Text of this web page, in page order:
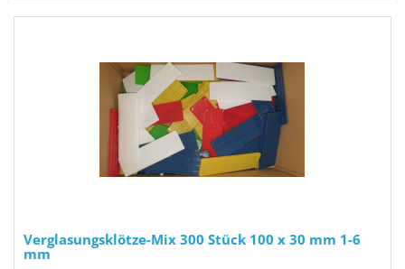
Verglasungsklötze-Mix 300 Stück 100 x 30 mm 1-6
mm